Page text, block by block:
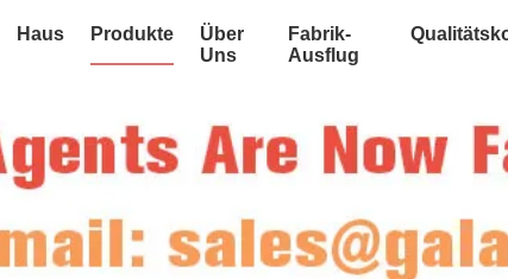
Haus Produkte
Über
Uns
Fabrik-
Ausflug